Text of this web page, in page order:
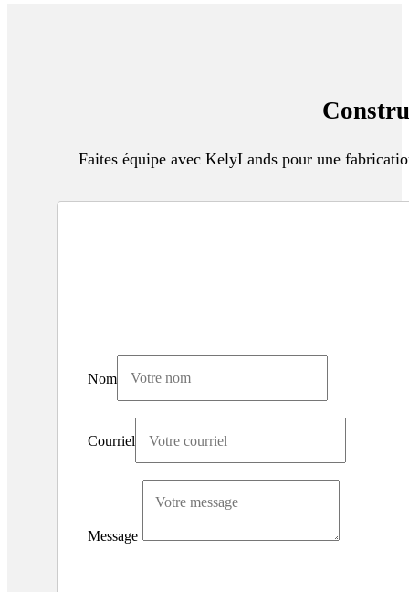
Faites équipe avec KelyLands pour une
Nom
Courriel
Message